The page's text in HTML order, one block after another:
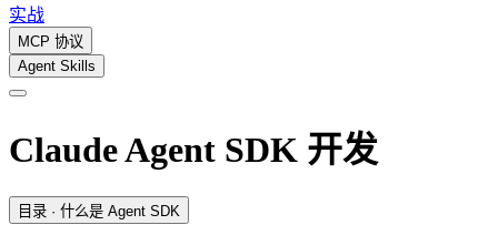
实战
MCP 协议
Agent Skills
Claude Agent SDK 开发
目录 · 什么是 Agent SDK